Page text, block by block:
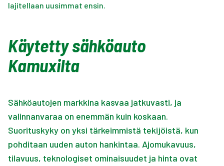
lajitellaan uusimmat ensin.
Käytetty sähköauto
Kamuxilta
Sähköautojen markkina kasvaa jatkuvasti, ja
valinnanvaraa on enemmän kuin koskaan.
Suorituskyky on yksi tärkeimmistä tekijöistä, kun
pohditaan uuden auton hankintaa. Ajomukavuus,
tilavuus, teknologiset ominaisuudet ja hinta ovat